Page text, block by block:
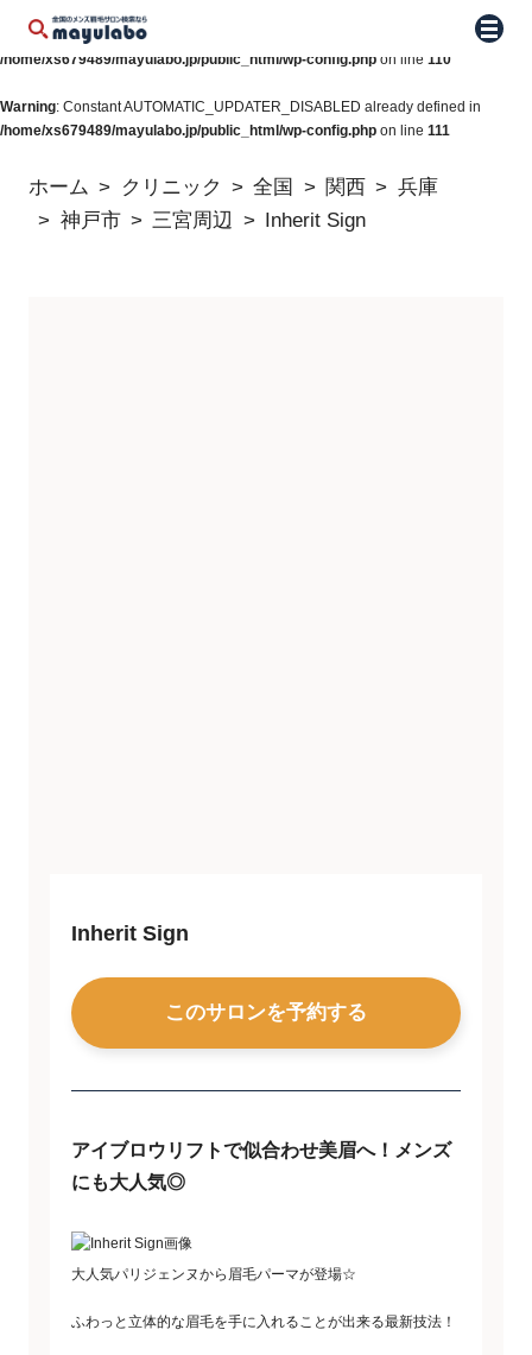
Warning: Constant WP_AUTO_UPDATE_CORE already defined in
/home/xs679489/mayulabo.jp/public_html/wp-config.php on line 110
Warning: Constant AUTOMATIC_UPDATER_DISABLED already defined in
/home/xs679489/mayulabo.jp/public_html/wp-config.php on line 111
メニ
ホーム クリニック 全国 関西
兵庫
神戸市
三宮周辺 Inherit Sign
Inherit Sign
このサロンを予約する
アイブロウリフトで似合わせ美眉へ！メンズ
にも大人気◎
大人気パリジェンヌから眉毛パーマが登場☆
ふわっと立体的な眉毛を手に入れることが出来る最新技法！